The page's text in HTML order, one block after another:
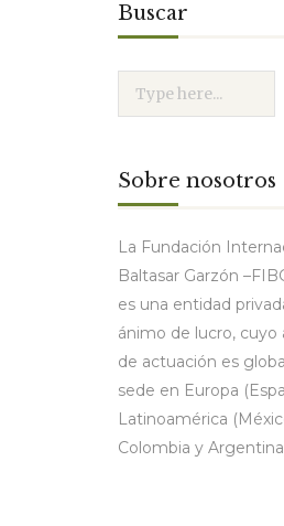
Buscar
Sobre nosotros
La Fundación
Baltasar Garzón
es una entidad
ánimo de lucro, cuyo
de actuación es
sede en Europa
Latinoamérica
Colombia y